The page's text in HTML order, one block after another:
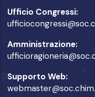
Ufficio Congressi:
Amministrazione:
Supporto Web: